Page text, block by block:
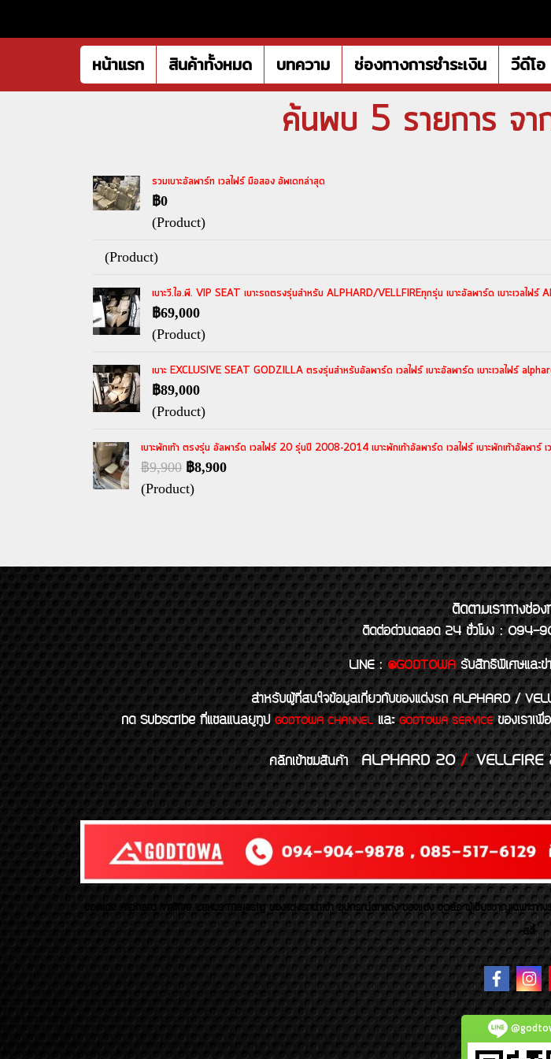
หน้าแรก สินค้าทั้งหมด บทความ ช่องทางการชำระเงิน วีดีโอ
ค้นพบ 5 รายการ จาก
รวมเบาะอัลพาร์ท เวลไฟร์ มือสอง อัพเดทล่าสุด
฿0
(Product)
(Product)
เบาะวี.ไอ.พี. VIP SEAT เบาะรถตรงรุ่นสำหรับ ALPHARD/VELLFIREทุกรุ่น เบาะอัลพาร์ด เบาะเวลไฟ
฿69,000
(Product)
เบาะ EXCLUSIVE SEAT GODZILLA ตรงรุ่นสำหรับอัลพาร์ด เวลไฟร์ เบาะอัลพาร์ด เบาะเวลไฟร์
฿89,000
(Product)
เบาะพักเท้า ตรงรุ่น อัลพาร์ด เวลไฟร์ 20 รุ่นปี 2008-2014 เบาะพักเท้าอัลพาร์ด เวลไฟร์ เบาะพักเท้าอัลพาร์
฿9,900 ฿8,900
(Product)
ติดตามเราทางช่อง
ติดต่อด่วนตลอด 24 ชั่วโมง : 094-
LINE : @GODTOWA รับสิทธิพิเศษและ
สำหรับผู้ที่สนใจข้อมูลเกี่ยวกับของแต่งรถ ALPHARD /
กด Subscribe ที่แชลแนลยูทูปGODTOWA CHANNELและGODTOWA SERVICEของเราเพื่
คลิกเข้าชมสินค้า ALPHARD 20/VELLFIRE
ของเเต่ง Alphard Vellfire Lexus Majesty ของเเต่งรถนำเข้า อุปกรณ์ตกแต่ง ของแต่ง ชุดล้อ ผู้เชี่ยวชาญเฉพาะทา
สตี้